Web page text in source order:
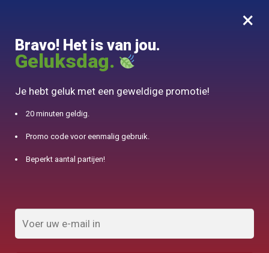
0
10% aangeboden voor 50€ aankopen met DJINN-code10
×
Bravo! Het is van jou.
Geluksdag.
Je hebt geluk met een geweldige promotie!
20 minuten geldig.
Promo code voor eenmalig gebruik.
Beperkt aantal partijen!